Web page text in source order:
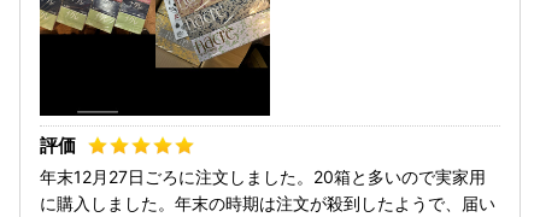
年末12月27日ごろに注文しました。20箱と多いので実家用
に購入しました。年末の時期は注文が殺到したようで、届い